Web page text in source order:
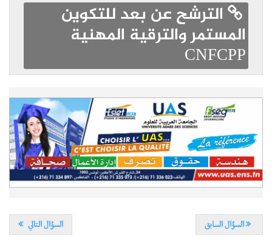
الترشح عن بعد للتكوين
المستمر والترقية المهنية
CNFCPP
السؤال السابق السؤال التالي